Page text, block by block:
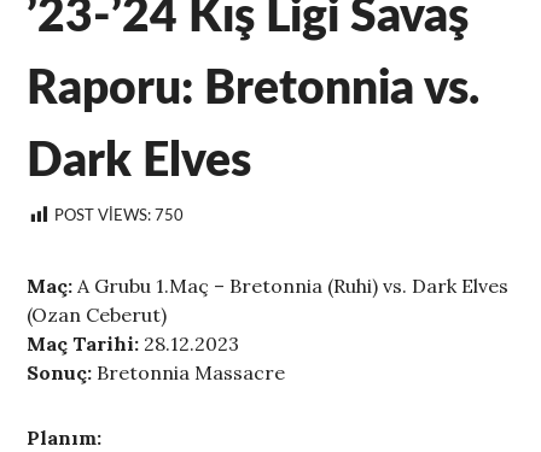
’23-’24 Kış Ligi Savaş
Raporu: Bretonnia vs.
Dark Elves
POST VIEWS: 750
Maç: A Grubu 1.Maç – Bretonnia (Ruhi) vs. Dark Elves
(Ozan Ceberut)
Maç Tarihi: 28.12.2023
Sonuç: Bretonnia Massacre
Planım: